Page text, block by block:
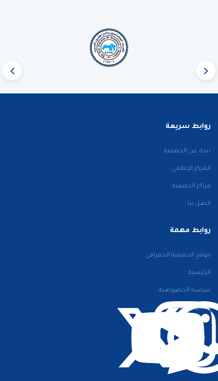
روابط سريعة
نبذة عن الجمعية
المركز الإعلامي
مراكز الجمعية
اتصل بنا
روابط مهمة
موقع الجمعية الجغرافي
الرئيسية
سياسة الخصوصية
الشروط والأحكام